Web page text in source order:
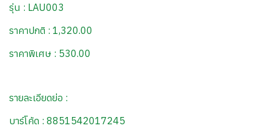
รุ่น : LAU003
ราคาปกติ : 1,320.00
ราคาพิเศษ : 530.00
รายละเอียดย่อ :
บาร์โค้ด : 8851542017245